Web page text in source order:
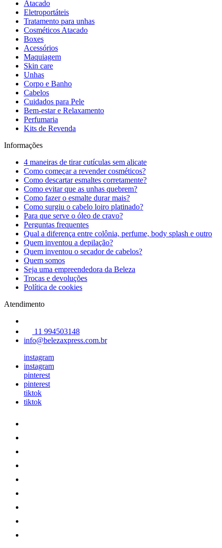
Atacado
Eletroportáteis
Tratamento para unhas
Cosméticos Atacado
Boxes
Acessórios
Maquiagem
Skin care
Unhas
Corpo e Banho
Cabelos
Cuidados para Pele
Bem-estar e Relaxamento
Perfumaria
Kits de Revenda
Informações
4 maneiras de tirar cutículas sem alicate
Como começar a revender cosméticos?
Como descartar esmaltes corretamente?
Como evitar que as unhas quebrem?
Como fazer o esmalte durar mais?
Como surgiu o cabelo loiro platinado?
Para que serve o óleo de cravo?
Perguntas frequentes
Qual a diferença entre colônia, perfume, body splash e outro
Quem inventou a depilação?
Quem inventou o secador de cabelos?
Quem somos
Seja uma empreendedora da Beleza
Trocas e devoluções
Política de cookies
Atendimento
11 994503148
info@belezaxpress.com.br
instagram
instagram
pinterest
pinterest
tiktok
tiktok